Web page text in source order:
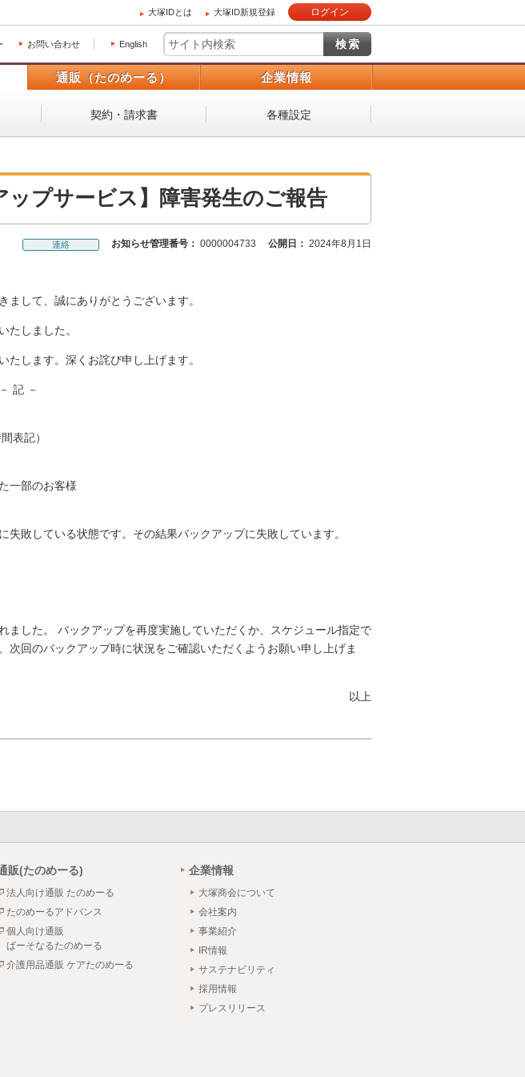
大塚IDとは 大塚ID新規登録 ログイン
お問い合わせ English
通販（たのめーる） 企業情報
契約・請求書 各種設定
ップサービス】障害発生のご報告
連絡 お知らせ管理番号： 0000004733 公開日： 2024年8月1日
して、誠にありがとうございます。
たしました。
たします。深くお詫び申し上げます。
表記）
一部のお客様
失敗している状態です。その結果バックアップに失敗しています。
ました。 バックアップを再度実施していただくか、スケジュール指定で
次回のバックアップ時に状況をご確認いただくようお願い申し上げま
以上
販(たのめーる)
法人向け通販 たのめーる
たのめーるアドバンス
個人向け通販
ぱーそなるたのめーる
介護用品通販 ケアたのめーる
企業情報
大塚商会について
会社案内
事業紹介
IR情報
サステナビリティ
採用情報
プレスリリース